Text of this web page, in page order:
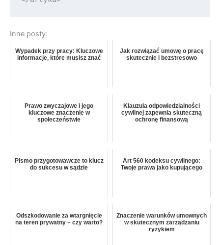
Inne posty:
Wypadek przy pracy: Kluczowe
informacje, które musisz znać
Jak rozwiązać umowę o pracę
skutecznie i bezstresowo
Prawo zwyczajowe i jego
kluczowe znaczenie w
społeczeństwie
Klauzula odpowiedzialności
cywilnej zapewnia skuteczną
ochronę finansową
Pismo przygotowawcze to klucz
do sukcesu w sądzie
Art 560 kodeksu cywilnego:
Twoje prawa jako kupującego
Odszkodowanie za wtargnięcie
na teren prywatny – czy warto?
Znaczenie warunków umownych
w skutecznym zarządzaniu
ryzykiem